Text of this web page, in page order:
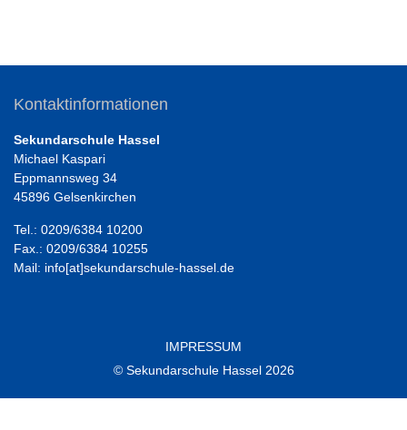
Kontaktinformationen
Sekundarschule Hassel
Michael Kaspari
Eppmannsweg 34
45896 Gelsenkirchen
Tel.: 0209/6384 10200
Fax.: 0209/6384 10255
Mail: info[at]sekundarschule-hassel.de
IMPRESSUM
© Sekundarschule Hassel 2026